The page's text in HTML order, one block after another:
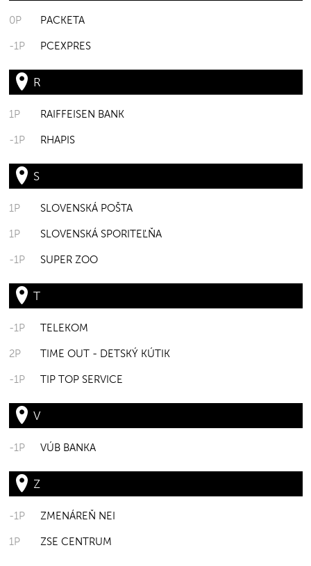
0P PACKETA
-1P PCEXPRES
R
1P RAIFFEISEN BANK
-1P RHAPIS
S
1P SLOVENSKÁ POŠTA
1P SLOVENSKÁ SPORITEĽŇA
-1P SUPER ZOO
T
-1P TELEKOM
2P TIME OUT - DETSKÝ KÚTIK
-1P TIP TOP SERVICE
V
-1P VÚB BANKA
Z
-1P ZMENÁREŇ NEI
1P ZSE CENTRUM